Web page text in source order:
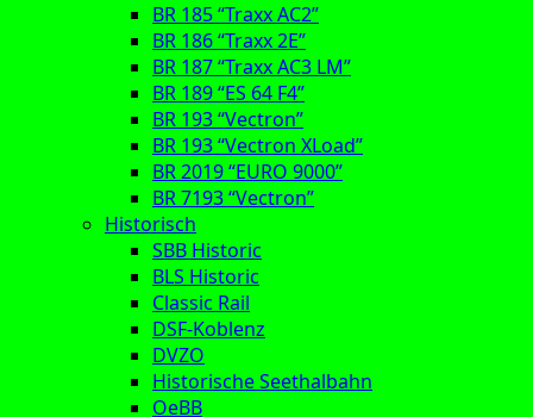
BR 185 “Traxx AC2”
BR 186 “Traxx 2E”
BR 187 “Traxx AC3 LM”
BR 189 “ES 64 F4”
BR 193 “Vectron”
BR 193 “Vectron XLoad”
BR 2019 “EURO 9000”
BR 7193 “Vectron”
Historisch
SBB Historic
BLS Historic
Classic Rail
DSF-Koblenz
DVZO
Historische Seethalbahn
OeBB